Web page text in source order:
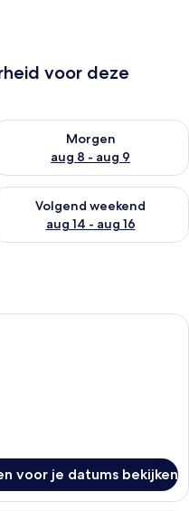
voor deze
vanavond aug 7 - aug 8
Morgen
aug 8 - aug 9
beschikbaarheid
dit weekend aug 7 -
Volgend weekend
aug 14 - aug 16
beschikbaarheid
laptopwerkplek, geluiddichte
voor je datums bekijken